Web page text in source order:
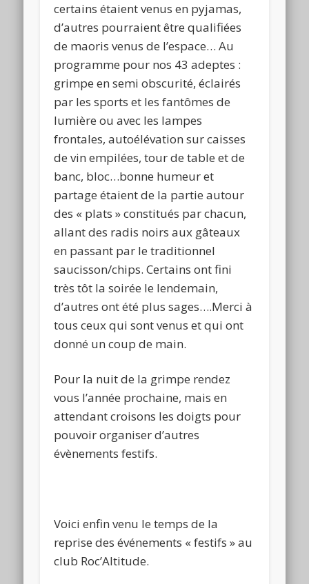
certains étaient venus en pyjamas,
d’autres pourraient être qualifiées
de maoris venus de l’espace… Au
programme pour nos 43 adeptes :
grimpe en semi obscurité, éclairés
par les sports et les fantômes de
lumière ou avec les lampes
frontales, autoélévation sur caisses
de vin empilées, tour de table et de
banc, bloc…bonne humeur et
partage étaient de la partie autour
des « plats » constitués par chacun,
allant des radis noirs aux gâteaux
en passant par le traditionnel
saucisson/chips. Certains ont fini
très tôt la soirée le lendemain,
d’autres ont été plus sages….Merci à
tous ceux qui sont venus et qui ont
donné un coup de main.
Pour la nuit de la grimpe rendez
vous l’année prochaine, mais en
attendant croisons les doigts pour
pouvoir organiser d’autres
évènements festifs.
Voici enfin venu le temps de la
reprise des événements « festifs » au
club Roc’Altitude.